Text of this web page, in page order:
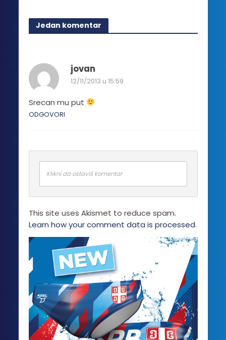
više
varijanti.
biti
izabrane
stranici
Jedan komentar
jovan
12/11/2013 u 15:59
Srecan mu put
ODGOVORI
Klikni da ostaviš komentar
This site uses Akismet to reduce spam.
Learn how your comment data is processed.